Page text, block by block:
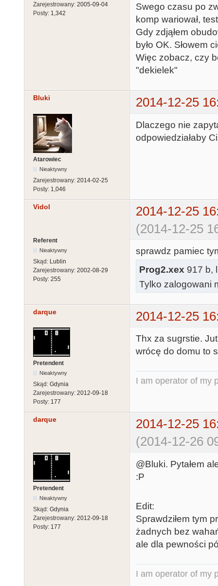
Zarejestrowany: 2005-09-04
Posty: 1,342
Swego czasu po
komp wariował,
Gdy zdjąłem
było OK. Słowem
Więc zobacz, czy
"dekielek"
Bluki 2014-12-25
Atarowiec
Nieaktywny
Zarejestrowany: 2014-02-25
Posty: 1,046
Dlaczego nie
odpowiedziałaby
Vidol
2014-12-25
(2014-12-25
Referent
Nieaktywny
Skąd: Lublin
Zarejestrowany: 2002-08-29
Posty: 255
sprawdz pamiec
Prog2.xex 917 b,
Tylko zalogowani
darque 2014-12-25
Pretendent
Nieaktywny
Skąd: Gdynia
Zarejestrowany: 2012-09-18
Posty: 177
Thx za sugrstie.
wrócę do domu to
I am operator of my
darque
2014-12-25
(2014-12-26
Pretendent
Nieaktywny
Skąd: Gdynia
Zarejestrowany: 2012-09-18
Posty: 177
@Bluki. Pytałem
:P
Edit:
Sprawdziłem tym
żadnych bez
ale dla pewności
I am operator of my